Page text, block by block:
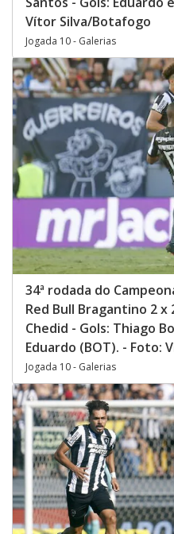
Vítor Silva/Botafogo
Jogada 10 - Galerias
34ª rodada do
Red Bull Bragantino 2
Chedid - Gols: Thiago
Eduardo (BOT). - Foto:
Jogada 10 - Galerias